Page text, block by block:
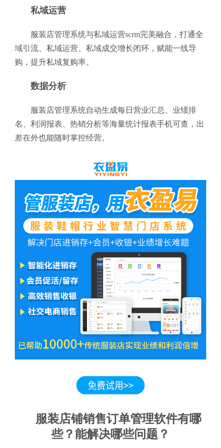
私域运营
服装店管理系统与私域运营scrm完美融合，打通全
域引流、私域运营、私域成交增长闭环，赋能一线导
购，提升私域复购率。
数据分析
服装店管理系统自动生成每日营业汇总、业绩排
名、利润报表、热销分析等海量统计报表手机可查，出
差在外也能随时掌控经营。
服装店铺销售订单管理软件有哪
些？能解决哪些问题？